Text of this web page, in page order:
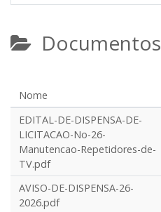
Documentos
Nome
EDITAL-DE-DISPENSA-DE-
LICITACAO-No-26-
Manutencao-Repetidores-de-
TV.pdf
AVISO-DE-DISPENSA-26-
2026.pdf